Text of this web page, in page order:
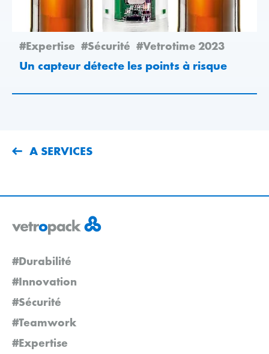
#Expertise #Sécurité #Vetrotime 2023
Un capteur détecte les points à risque
A SERVICES
#Durabilité
#Innovation
#Sécurité
#Teamwork
#Expertise